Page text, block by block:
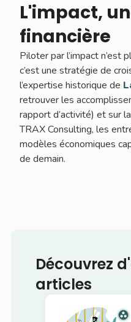
L'impact,
financière
Piloter par l’impact n’est
c’est une stratégie de
l’expertise historique de
retrouver les
rapport d’activité) et sur
TRAX Consulting, les
modèles économiques
de demain.
Découvrez
articles